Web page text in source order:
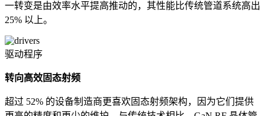
一转变是由效率水平提高推动的，其性能比传统管道系统高出
25% 以上。
驱动程序
转向高效固态射频
超过 52% 的设备制造商更喜欢固态射频架构，因为它们提供